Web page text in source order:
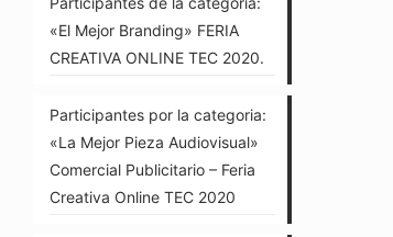
«El Mejor Branding» FERIA
CREATIVA ONLINE TEC 2020.
Participantes por la categoria:
«La Mejor Pieza Audiovisual»
Comercial Publicitario – Feria
Creativa Online TEC 2020